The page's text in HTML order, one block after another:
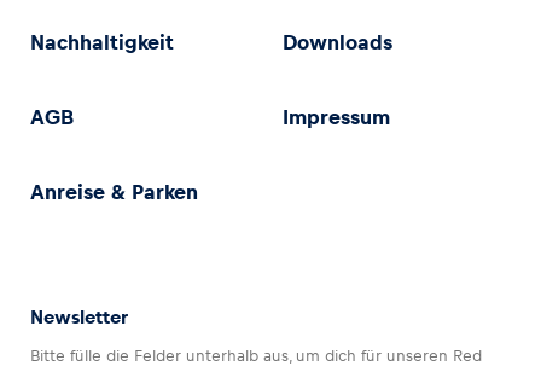
Nachhaltigkeit Downloads
AGB Impressum
Anreise & Parken
Newsletter
Bitte fülle die Felder unterhalb aus, um dich für unseren Red